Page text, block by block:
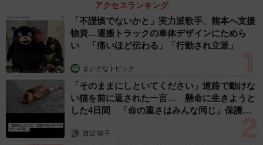
人生に大きな影響を与えるものとなります。普段接するこ
とがないほどの強い力で襲われるため、特に顔面に残る後
遺症は、傷跡だけでなく、顔が動かなくなり、眼が開かな
い、閉じない、口が動かないなどの症状が残り、対策の手
アクセスランキング
「不謹慎でないかと」実力派歌手、熊本へ支援
物資…運搬トラックの車体デザインにためら
い 「痛いほど伝わる」「行動され立派」
まいどなトピック
「そのままにしといてください」道路で動けな
い猫を前に返された一言… 懸命に生きようと
した4日間 「命の重さはみんな同じ」保護団
渡辺 晴子